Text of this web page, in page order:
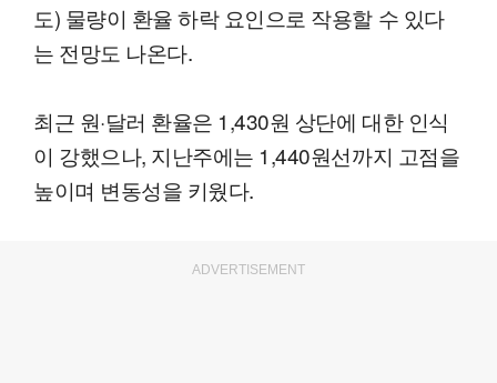
도) 물량이 환율 하락 요인으로 작용할 수 있다
는 전망도 나온다.
최근 원·달러 환율은 1,430원 상단에 대한 인식
이 강했으나, 지난주에는 1,440원선까지 고점을
높이며 변동성을 키웠다.
ADVERTISEMENT